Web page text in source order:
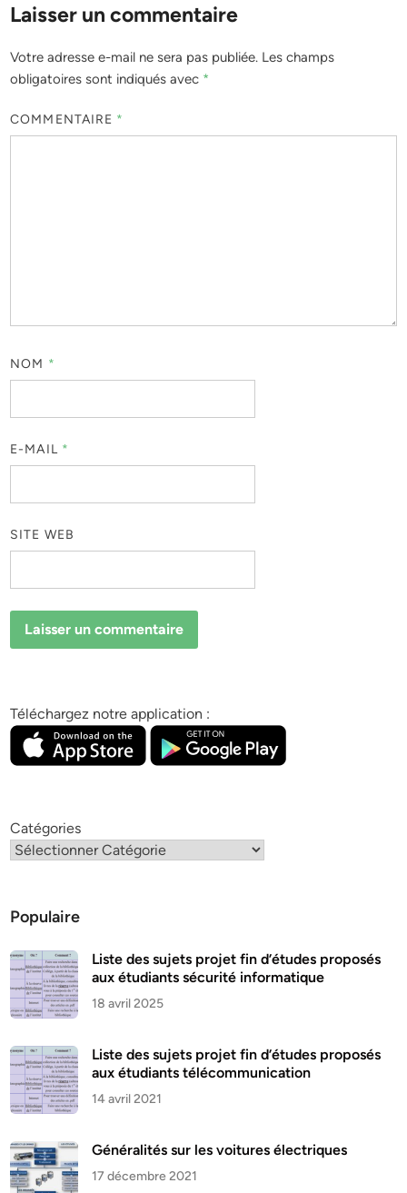
Laisser un commentaire
Votre adresse e-mail ne sera pas publiée. Les champs
obligatoires sont indiqués avec *
COMMENTAIRE *
NOM *
E-MAIL *
SITE WEB
Téléchargez notre application :
Catégories
Populaire
Liste des sujets projet fin d’études proposés
aux étudiants sécurité informatique
18 avril 2025
Liste des sujets projet fin d’études proposés
aux étudiants télécommunication
14 avril 2021
Généralités sur les voitures électriques
17 décembre 2021